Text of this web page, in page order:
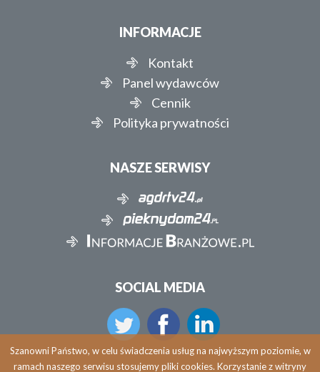
INFORMACJE
Kontakt
Panel wydawców
Cennik
Polityka prywatności
NASZE SERWISY
SOCIAL MEDIA
Szanowni Państwo, w celu świadczenia usług na najwyższym poziomie, w
ramach naszego serwisu stosujemy pliki cookies. Korzystanie z witryny